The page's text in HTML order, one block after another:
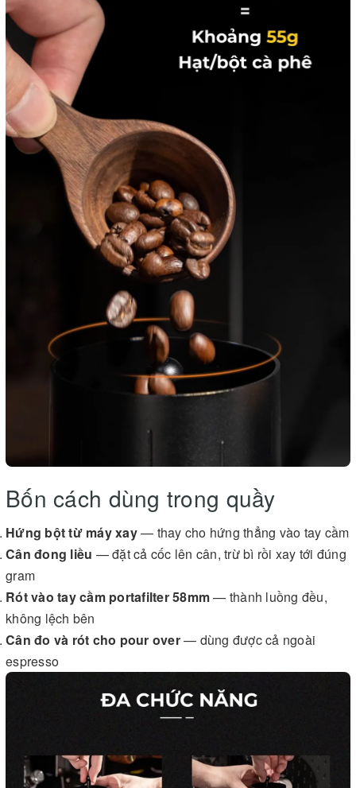
Bốn cách dùng trong quầy
Hứng bột từ máy xay— thay cho hứng thẳng vào tay cầm
Cân đong liều — đặt cả cốc lên cân, trừ bì rồi xay tới đúng
gram
Rót vào tay cầm portafilter 58mm— thành luồng đều,
không lệch bên
Cân đo và rót cho pour over— dùng được cả ngoài
espresso